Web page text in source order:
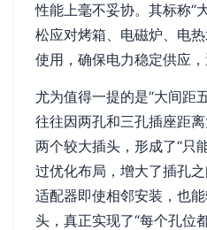
性能上毫不妥协。其标称“
松应对烤箱、电磁炉、电
使用，确保电力稳定供应，
尤为值得一提的是“大间距
往往因两孔和三孔插座距
两个较大插头，形成了“只
过优化布局，增大了插孔
适配器即使相邻安装，也
头，真正实现了“每个孔位